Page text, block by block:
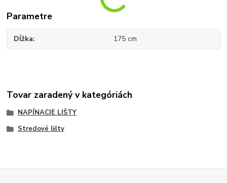
Parametre
Dĺžka 175 cm
Tovar zaradený v kategóriách
NAPÍNACIE LIŠTY
Stredové lišty